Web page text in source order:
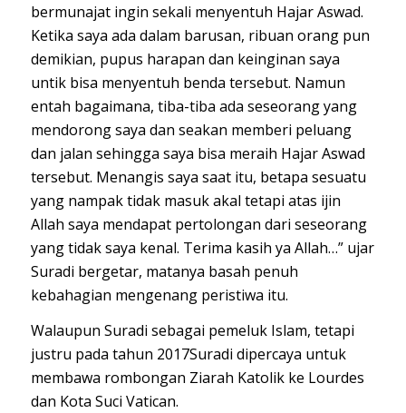
bermunajat ingin sekali menyentuh Hajar Aswad.
Ketika saya ada dalam barusan, ribuan orang pun
demikian, pupus harapan dan keinginan saya
untik bisa menyentuh benda tersebut. Namun
entah bagaimana, tiba-tiba ada seseorang yang
mendorong saya dan seakan memberi peluang
dan jalan sehingga saya bisa meraih Hajar Aswad
tersebut. Menangis saya saat itu, betapa sesuatu
yang nampak tidak masuk akal tetapi atas ijin
Allah saya mendapat pertolongan dari seseorang
yang tidak saya kenal. Terima kasih ya Allah…” ujar
Suradi bergetar, matanya basah penuh
kebahagian mengenang peristiwa itu.
Walaupun Suradi sebagai pemeluk Islam, tetapi
justru pada tahun 2017Suradi dipercaya untuk
membawa rombongan Ziarah Katolik ke Lourdes
dan Kota Suci Vatican.